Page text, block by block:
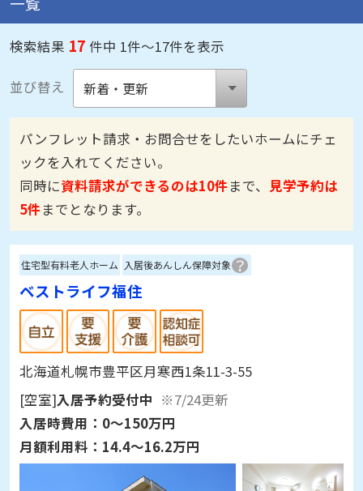
検索結果 17 件中 1件～17件を表示
並び替え
パンフレット請求・お問合せをしたいホームにチェ
ックを入れてください。
同時に資料請求ができるのは10件まで、 見学予約は
5件までとなります。
住宅型有料老人ホーム 入居後あんしん保障対象
ベストライフ福住
北海道札幌市豊平区月寒西1条11-3-55
[空室]入居予約受付中 ※7/24更新
入居時費用： 0～150万円
月額利用料： 14.4～16.2万円